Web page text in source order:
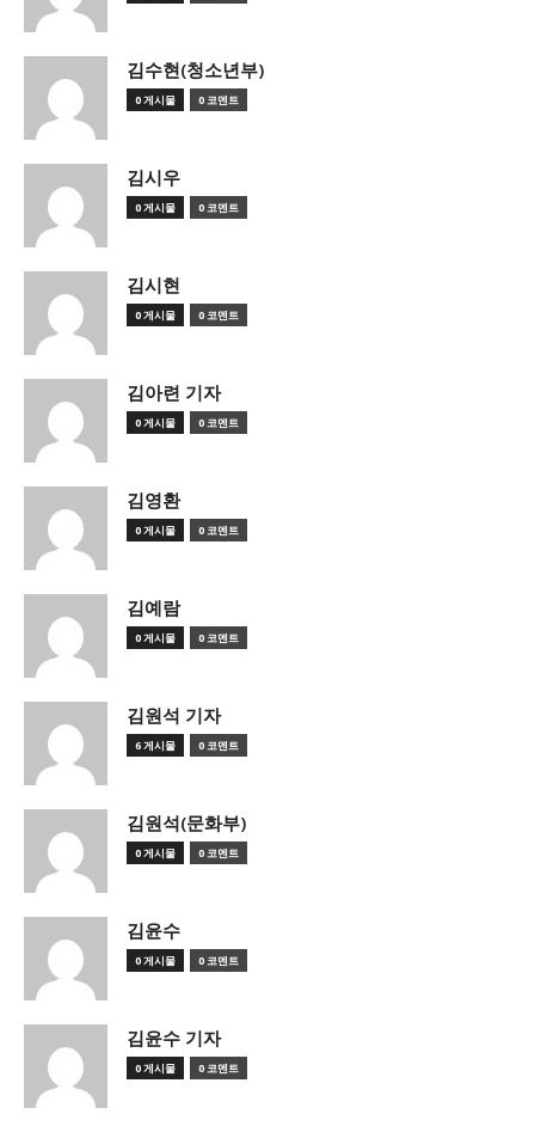
김수현(청소년부)
0 게시물 0 코멘트
김시우
0 게시물 0 코멘트
김시현
0 게시물 0 코멘트
김아련 기자
0 게시물 0 코멘트
김영환
0 게시물 0 코멘트
김예람
0 게시물 0 코멘트
김원석 기자
6 게시물 0 코멘트
김원석(문화부)
0 게시물 0 코멘트
김윤수
0 게시물 0 코멘트
김윤수 기자
0 게시물 0 코멘트